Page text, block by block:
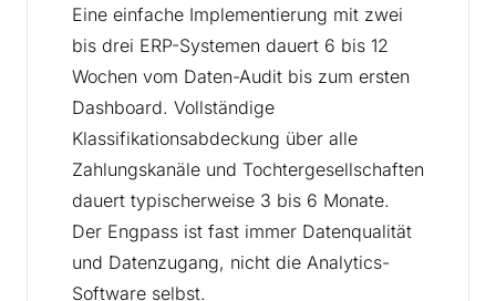
Eine einfache Implementierung mit zwei
bis drei ERP-Systemen dauert 6 bis 12
Wochen vom Daten-Audit bis zum ersten
Dashboard. Vollständige
Klassifikationsabdeckung über alle
Zahlungskanäle und Tochtergesellschaften
dauert typischerweise 3 bis 6 Monate.
Der Engpass ist fast immer Datenqualität
und Datenzugang, nicht die Analytics-
Software selbst.